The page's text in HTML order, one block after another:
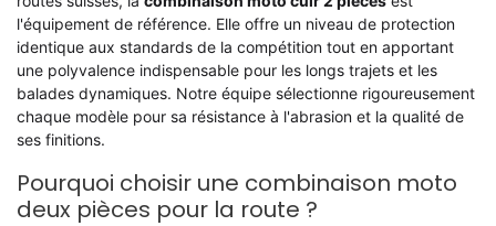
l'équipement de référence. Elle offre un niveau de protection
identique aux standards de la compétition tout en apportant
une polyvalence indispensable pour les longs trajets et les
balades dynamiques. Notre équipe sélectionne rigoureusement
chaque modèle pour sa résistance à l'abrasion et la qualité de
ses finitions.
Pourquoi choisir une combinaison moto
deux pièces pour la route ?